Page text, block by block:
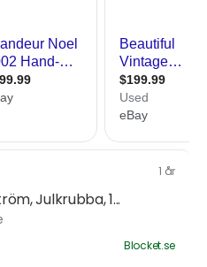
1 år
Julkrubba, 1...
Blocket.se